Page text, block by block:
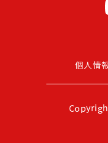
個人情